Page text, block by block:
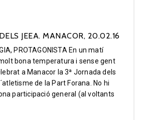
JEEA. MANACOR, 20.02.16
PROTAGONISTA En un matí
bona temperatura i sense gent
a Manacor la 3ª Jornada dels
de la Part Forana. No hi
participació general (al voltants